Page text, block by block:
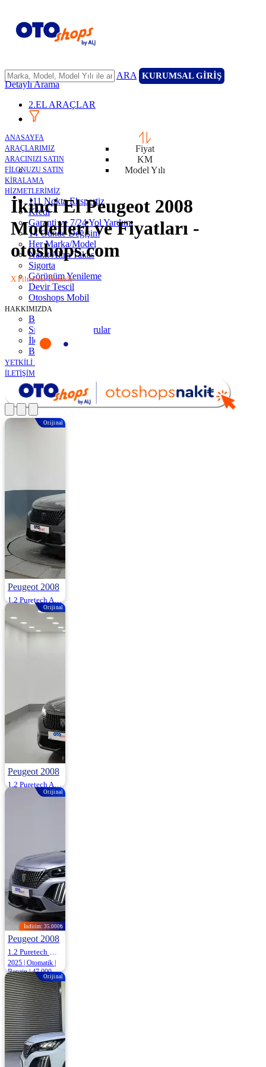
ARA KURUMSAL GİRİŞ
ANASAYFA
ARAÇLARIMIZ
ARACINIZI SATIN
FİLONUZU SATIN
KİRALAMA
HİZMETLERİMİZ
111 Nokta Ekspertiz
Kredi
Garanti ve 7/24 Yol Yardımı
14 Günde Değişim
Her Marka/Model
Nakit Alım/Takas
Sigorta
Görünüm Yenileme
Devir Tescil
Otoshops Mobil
HAKKIMIZDA
Biz Kimiz
Sıkça Sorulan Sorular
İletişim
Basın Odası
YETKİLİ SATICILAR
İLETİŞİM
Detaylı Arama
2.EL ARAÇLAR
Fiyat
KM
Model Yılı
İkinci El Peugeot 2008
Modelleri ve Fiyatları -
otoshops.com
X Filtreleri Temizle
Orijinal
Peugeot 2008
2025 | Otomatik |
Benzin | 31.000
Km
1.695.000
Orijinal
Peugeot 2008
2025 | Otomatik |
Orijinal
İndirim: 35.000₺
Peugeot 2008
2025 | Otomatik |
Benzin | 47.000
Km
1.730.000
1.765.000 ₺
Orijinal